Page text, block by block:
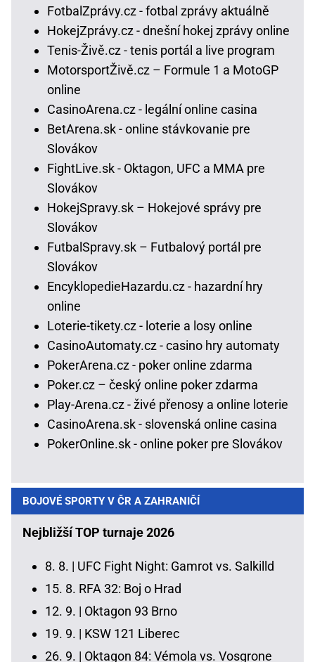
FotbalZprávy.cz - fotbal zprávy aktuálně
HokejZprávy.cz - dnešní hokej zprávy online
Tenis-Živě.cz - tenis portál a live program
MotorsportŽivě.cz – Formule 1 a MotoGP
online
CasinoArena.cz - legální online casina
BetArena.sk - online stávkovanie pre
Slovákov
FightLive.sk - Oktagon, UFC a MMA pre
Slovákov
HokejSpravy.sk – Hokejové správy pre
Slovákov
FutbalSpravy.sk – Futbalový portál pre
Slovákov
EncyklopedieHazardu.cz - hazardní hry
online
Loterie-tikety.cz - loterie a losy online
CasinoAutomaty.cz - casino hry automaty
PokerArena.cz - poker online zdarma
Poker.cz – český online poker zdarma
Play-Arena.cz - živé přenosy a online loterie
CasinoArena.sk - slovenská online casina
PokerOnline.sk - online poker pre Slovákov
BOJOVÉ SPORTY V ČR A ZAHRANIČÍ
Nejbližší TOP turnaje 2026
8. 8. | UFC Fight Night: Gamrot vs. Salkilld
15. 8. RFA 32: Boj o Hrad
12. 9. | Oktagon 93 Brno
19. 9. | KSW 121 Liberec
26. 9. | Oktagon 84: Vémola vs. Vosgrone